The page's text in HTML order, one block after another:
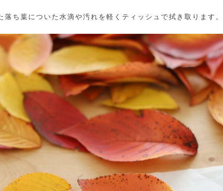
ち葉についた水滴や汚れを軽くティッシュで拭き取ります。